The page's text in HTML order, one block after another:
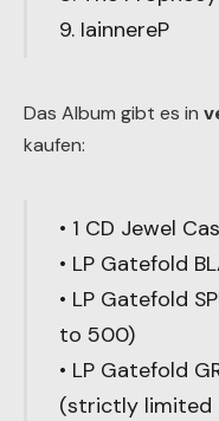
9. IainnereP
Das Album gibt es in
kaufen:
• 1 CD Jewel
• LP Gatefold
• LP Gatefold
to 500)
• LP Gatefold
(strictly limited